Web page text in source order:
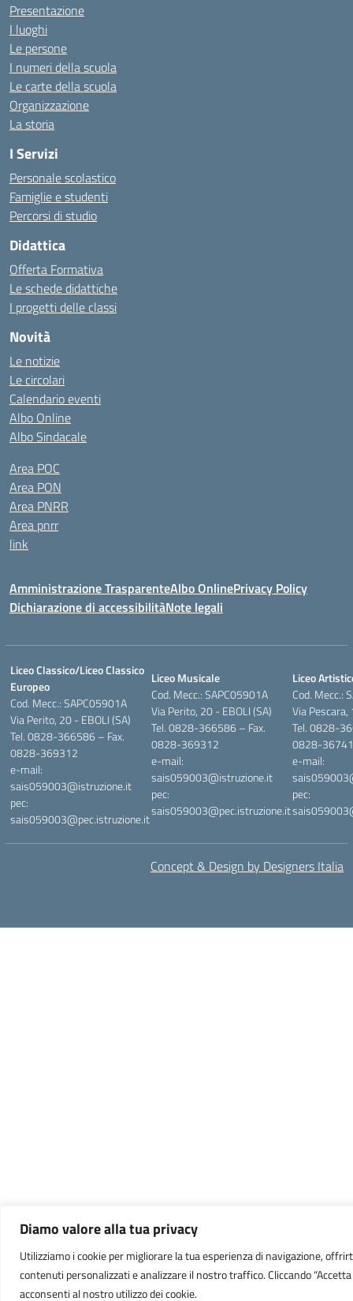
Diamo valore alla tua privacy
Utilizziamo i cookie per migliorare la tua esperienza di navigazione,
contenuti personalizzati e analizzare il nostro traffico. Cliccando
acconsenti al nostro utilizzo dei cookie.
Presentazione
I luoghi
Le persone
I numeri della scuola
Le carte della scuola
Organizzazione
La storia
I Servizi
Personale scolastico
Famiglie e studenti
Percorsi di studio
Didattica
Offerta Formativa
Le schede didattiche
I progetti delle classi
Novità
Le notizie
Le circolari
Calendario eventi
Albo Online
Albo Sindacale
Area POC
Area PON
Area PNRR
Area pnrr
link
Amministrazione TrasparenteAlbo OnlinePrivacy Policy
Dichiarazione di accessibilitàNote legali
Liceo Classico/Liceo Classico
Europeo
Cod. Mecc.: SAPC05901A
Via Perito, 20 - EBOLI (SA)
Tel. 0828-366586 – Fax.
0828-369312
e-mail:
sais059003@istruzione.it
pec:
sais059003@pec.istruzione.it
Liceo Musicale
Cod. Mecc.: SAPC05901A
Via Perito, 20 - EBOLI (SA)
Tel. 0828-366586 – Fax.
0828-369312
e-mail:
sais059003@istruzione.it
pec:
sais059003@pec.istruzione.it
Liceo
Cod. Mecc.:
Via
Tel. 0828-
0828-
e-mail:
pec:
Concept & Design by Designers Italia